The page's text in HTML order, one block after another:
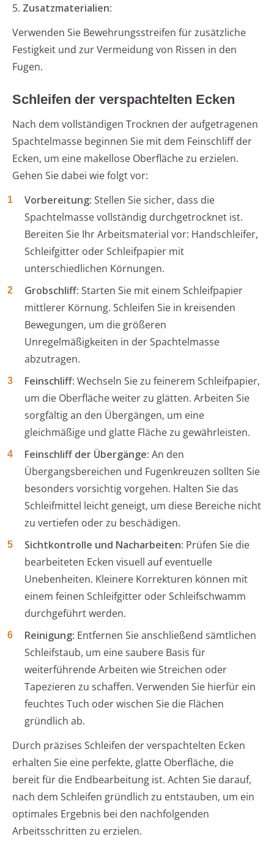
5. Zusatzmaterialien:
Verwenden Sie Bewehrungsstreifen für zusätzliche
Festigkeit und zur Vermeidung von Rissen in den
Fugen.
Schleifen der verspachtelten Ecken
Nach dem vollständigen Trocknen der aufgetragenen
Spachtelmasse beginnen Sie mit dem Feinschliff der
Ecken, um eine makellose Oberfläche zu erzielen.
Gehen Sie dabei wie folgt vor:
Vorbereitung: Stellen Sie sicher, dass die
Spachtelmasse vollständig durchgetrocknet ist.
Bereiten Sie Ihr Arbeitsmaterial vor: Handschleifer,
Schleifgitter oder Schleifpapier mit
unterschiedlichen Körnungen.
Grobschliff: Starten Sie mit einem Schleifpapier
mittlerer Körnung. Schleifen Sie in kreisenden
Bewegungen, um die größeren
Unregelmäßigkeiten in der Spachtelmasse
abzutragen.
Feinschliff: Wechseln Sie zu feinerem Schleifpapier,
um die Oberfläche weiter zu glätten. Arbeiten Sie
sorgfältig an den Übergängen, um eine
gleichmäßige und glatte Fläche zu gewährleisten.
Feinschliff der Übergänge: An den
Übergangsbereichen und Fugenkreuzen sollten Sie
besonders vorsichtig vorgehen. Halten Sie das
Schleifmittel leicht geneigt, um diese Bereiche nicht
zu vertiefen oder zu beschädigen.
Sichtkontrolle und Nacharbeiten: Prüfen Sie die
bearbeiteten Ecken visuell auf eventuelle
Unebenheiten. Kleinere Korrekturen können mit
einem feinen Schleifgitter oder Schleifschwamm
durchgeführt werden.
Reinigung: Entfernen Sie anschließend sämtlichen
Schleifstaub, um eine saubere Basis für
weiterführende Arbeiten wie Streichen oder
Tapezieren zu schaffen. Verwenden Sie hierfür ein
feuchtes Tuch oder wischen Sie die Flächen
gründlich ab.
Durch präzises Schleifen der verspachtelten Ecken
erhalten Sie eine perfekte, glatte Oberfläche, die
bereit für die Endbearbeitung ist. Achten Sie darauf,
nach dem Schleifen gründlich zu entstauben, um ein
optimales Ergebnis bei den nachfolgenden
Arbeitsschritten zu erzielen.